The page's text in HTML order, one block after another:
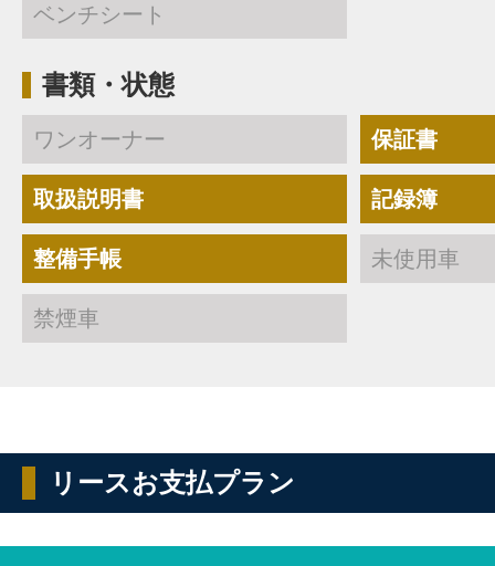
ベンチシート
書類・状態
ワンオーナー 保証書
取扱説明書 記録簿
整備手帳 未使用車
禁煙車
リースお支払プラン